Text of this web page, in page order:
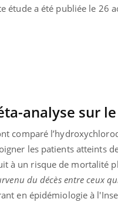
étude a été publiée le 26
analyse sur
comparé
les patients atteints
à un risque de mortalité
du décès entre ceux
en épidémiologie à
changé